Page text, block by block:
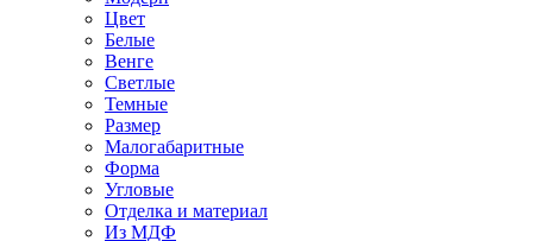
Цвет
Белые
Венге
Светлые
Темные
Размер
Малогабаритные
Форма
Угловые
Отделка и материал
Из МДФ